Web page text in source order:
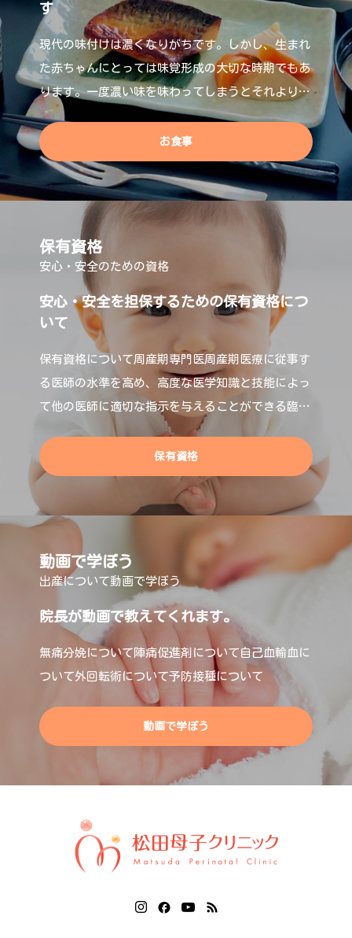
す
現代の味付けは濃くなりがちです。しかし、生まれ
た赤ちゃんにとっては味覚形成の大切な時期でもあ
ります。一度濃い味を味わってしまうとそれよりも
濃い味を好むと言われており、お母さんの味覚が赤
お食事
保有資格
安心・安全のための資格
安心・安全を担保するための保有資格につ
いて
保有資格について周産期専門医周産期医療に従事す
る医師の水準を高め、高度な医学知識と技能によっ
て他の医師に適切な指示を与えることができる臨床
能力を有する専門医です。母体保護法指定医母体保
保有資格
動画で学ぼう
出産について動画で学ぼう
院長が動画で教えてくれます。
無痛分娩について陣痛促進剤について自己血輸血に
ついて外回転術について予防接種について
動画で学ぼう